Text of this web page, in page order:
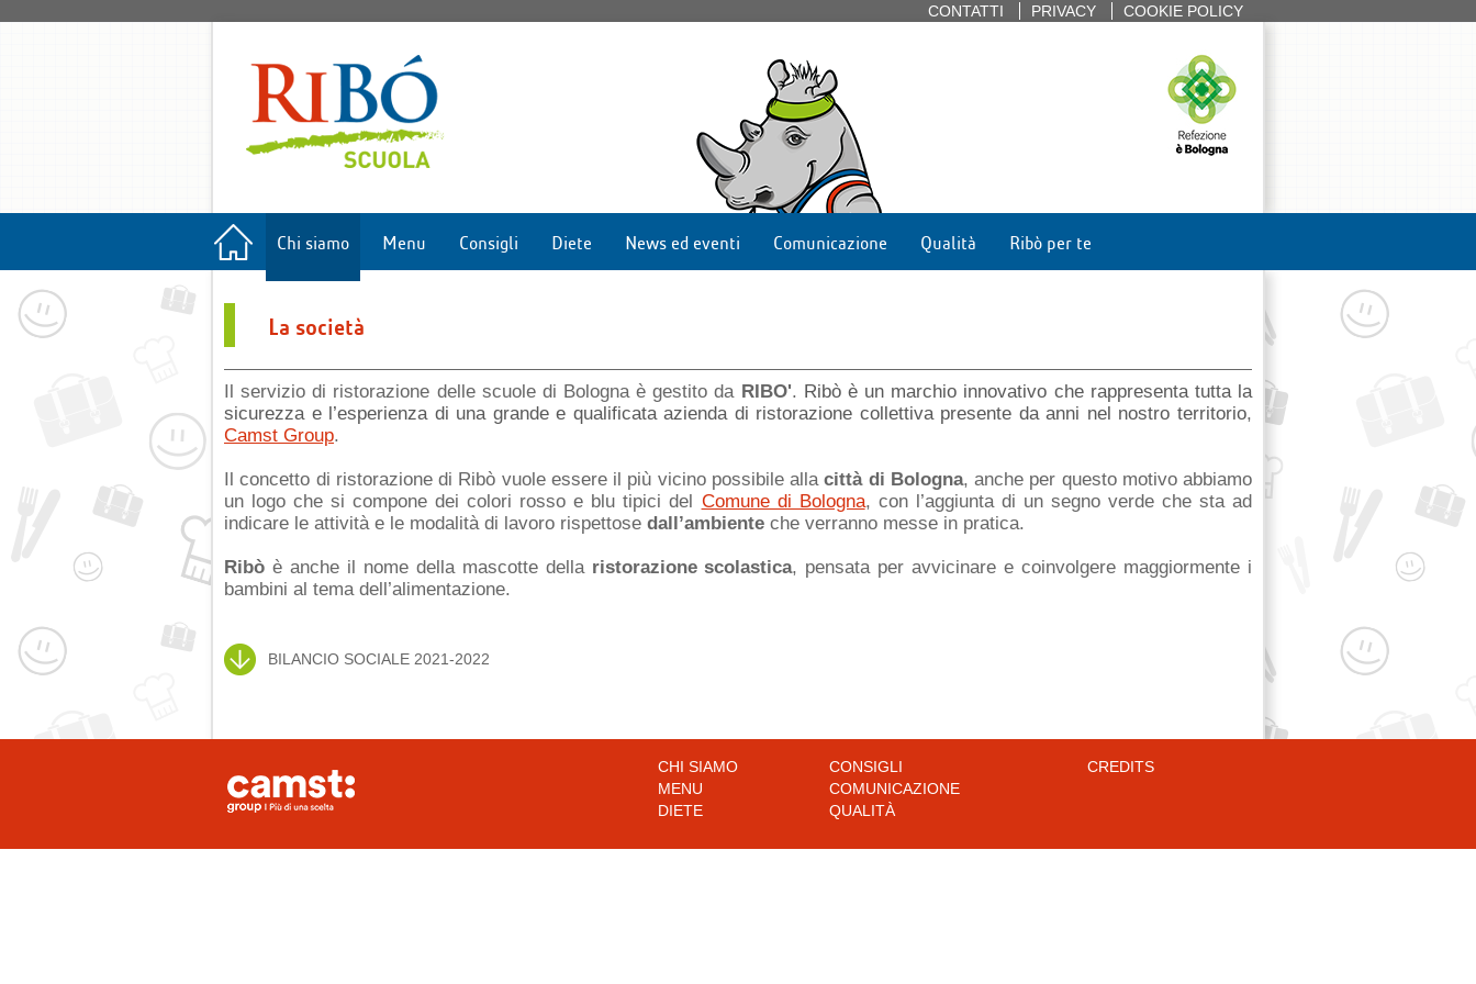
CONTATTI PRIVACY COOKIE POLICY
Chi siamo Menu Consigli Diete News ed eventi Comunicazione Qualità Ribò per te
La società
Il servizio di ristorazione delle scuole di Bologna è gestito da RIBO'. Ribò è un marchio innovativo che rappresenta tutta la
sicurezza e l’esperienza di una grande e qualificata azienda di ristorazione collettiva presente da anni nel nostro territorio,
Camst Group.
Il concetto di ristorazione di Ribò vuole essere il più vicino possibile allacittà di Bologna, anche per questo motivo abbiamo
un logo che si compone dei colori rosso e blu tipici del Comune di Bologna, con l’aggiunta di un segno verde che sta ad
indicare le attività e le modalità di lavoro rispettose dall’ambiente che verranno messe in pratica.
Ribò è anche il nome della mascotte della ristorazione scolastica, pensata per avvicinare e coinvolgere maggiormente i
bambini al tema dell’alimentazione.
BILANCIO SOCIALE 2021-2022
CHI SIAMO
MENU
DIETE
CONSIGLI
COMUNICAZIONE
QUALITÀ
CREDITS